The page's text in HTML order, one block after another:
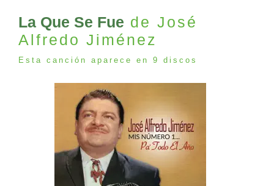
La Que Se Fue de José
Alfredo Jiménez
Esta canción aparece en 9 discos